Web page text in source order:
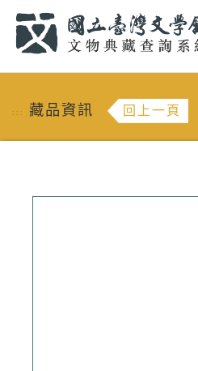
::: 藏品資訊 回上一頁